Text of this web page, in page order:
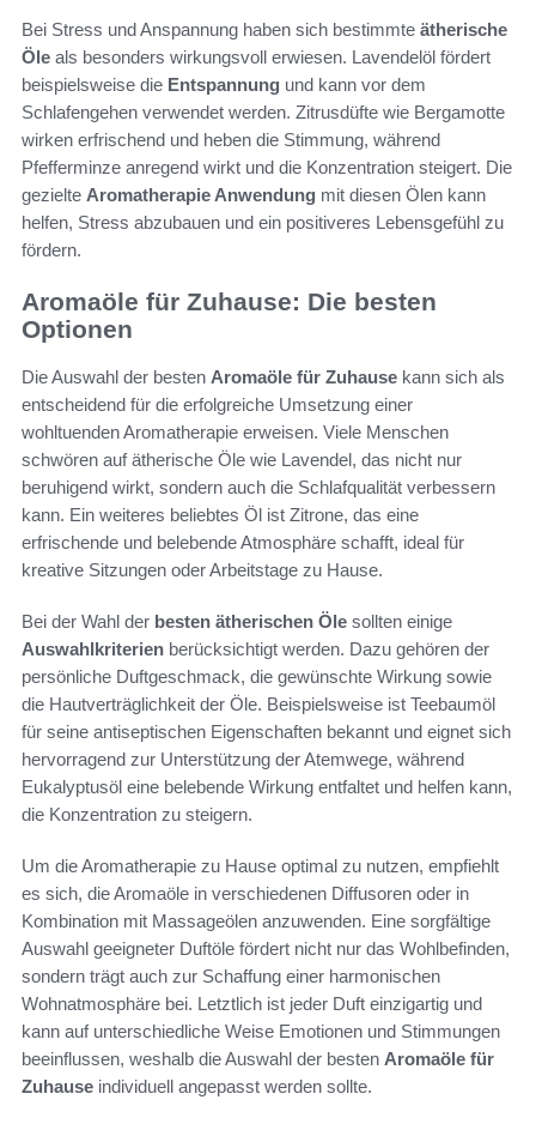
Bei Stress und Anspannung haben sich bestimmte ätherische
Öle als besonders wirkungsvoll erwiesen. Lavendelöl fördert
beispielsweise die Entspannung und kann vor dem
Schlafengehen verwendet werden. Zitrusdüfte wie Bergamotte
wirken erfrischend und heben die Stimmung, während
Pfefferminze anregend wirkt und die Konzentration steigert. Die
gezielte Aromatherapie Anwendung mit diesen Ölen kann
helfen, Stress abzubauen und ein positiveres Lebensgefühl zu
fördern.
Aromaöle für Zuhause: Die besten
Optionen
Die Auswahl der besten Aromaöle für Zuhause kann sich als
entscheidend für die erfolgreiche Umsetzung einer
wohltuenden Aromatherapie erweisen. Viele Menschen
schwören auf ätherische Öle wie Lavendel, das nicht nur
beruhigend wirkt, sondern auch die Schlafqualität verbessern
kann. Ein weiteres beliebtes Öl ist Zitrone, das eine
erfrischende und belebende Atmosphäre schafft, ideal für
kreative Sitzungen oder Arbeitstage zu Hause.
Bei der Wahl der besten ätherischen Öle sollten einige
Auswahlkriterien berücksichtigt werden. Dazu gehören der
persönliche Duftgeschmack, die gewünschte Wirkung sowie
die Hautverträglichkeit der Öle. Beispielsweise ist Teebaumöl
für seine antiseptischen Eigenschaften bekannt und eignet sich
hervorragend zur Unterstützung der Atemwege, während
Eukalyptusöl eine belebende Wirkung entfaltet und helfen kann,
die Konzentration zu steigern.
Um die Aromatherapie zu Hause optimal zu nutzen, empfiehlt
es sich, die Aromaöle in verschiedenen Diffusoren oder in
Kombination mit Massageölen anzuwenden. Eine sorgfältige
Auswahl geeigneter Duftöle fördert nicht nur das Wohlbefinden,
sondern trägt auch zur Schaffung einer harmonischen
Wohnatmosphäre bei. Letztlich ist jeder Duft einzigartig und
kann auf unterschiedliche Weise Emotionen und Stimmungen
beeinflussen, weshalb die Auswahl der besten Aromaöle für
Zuhause individuell angepasst werden sollte.